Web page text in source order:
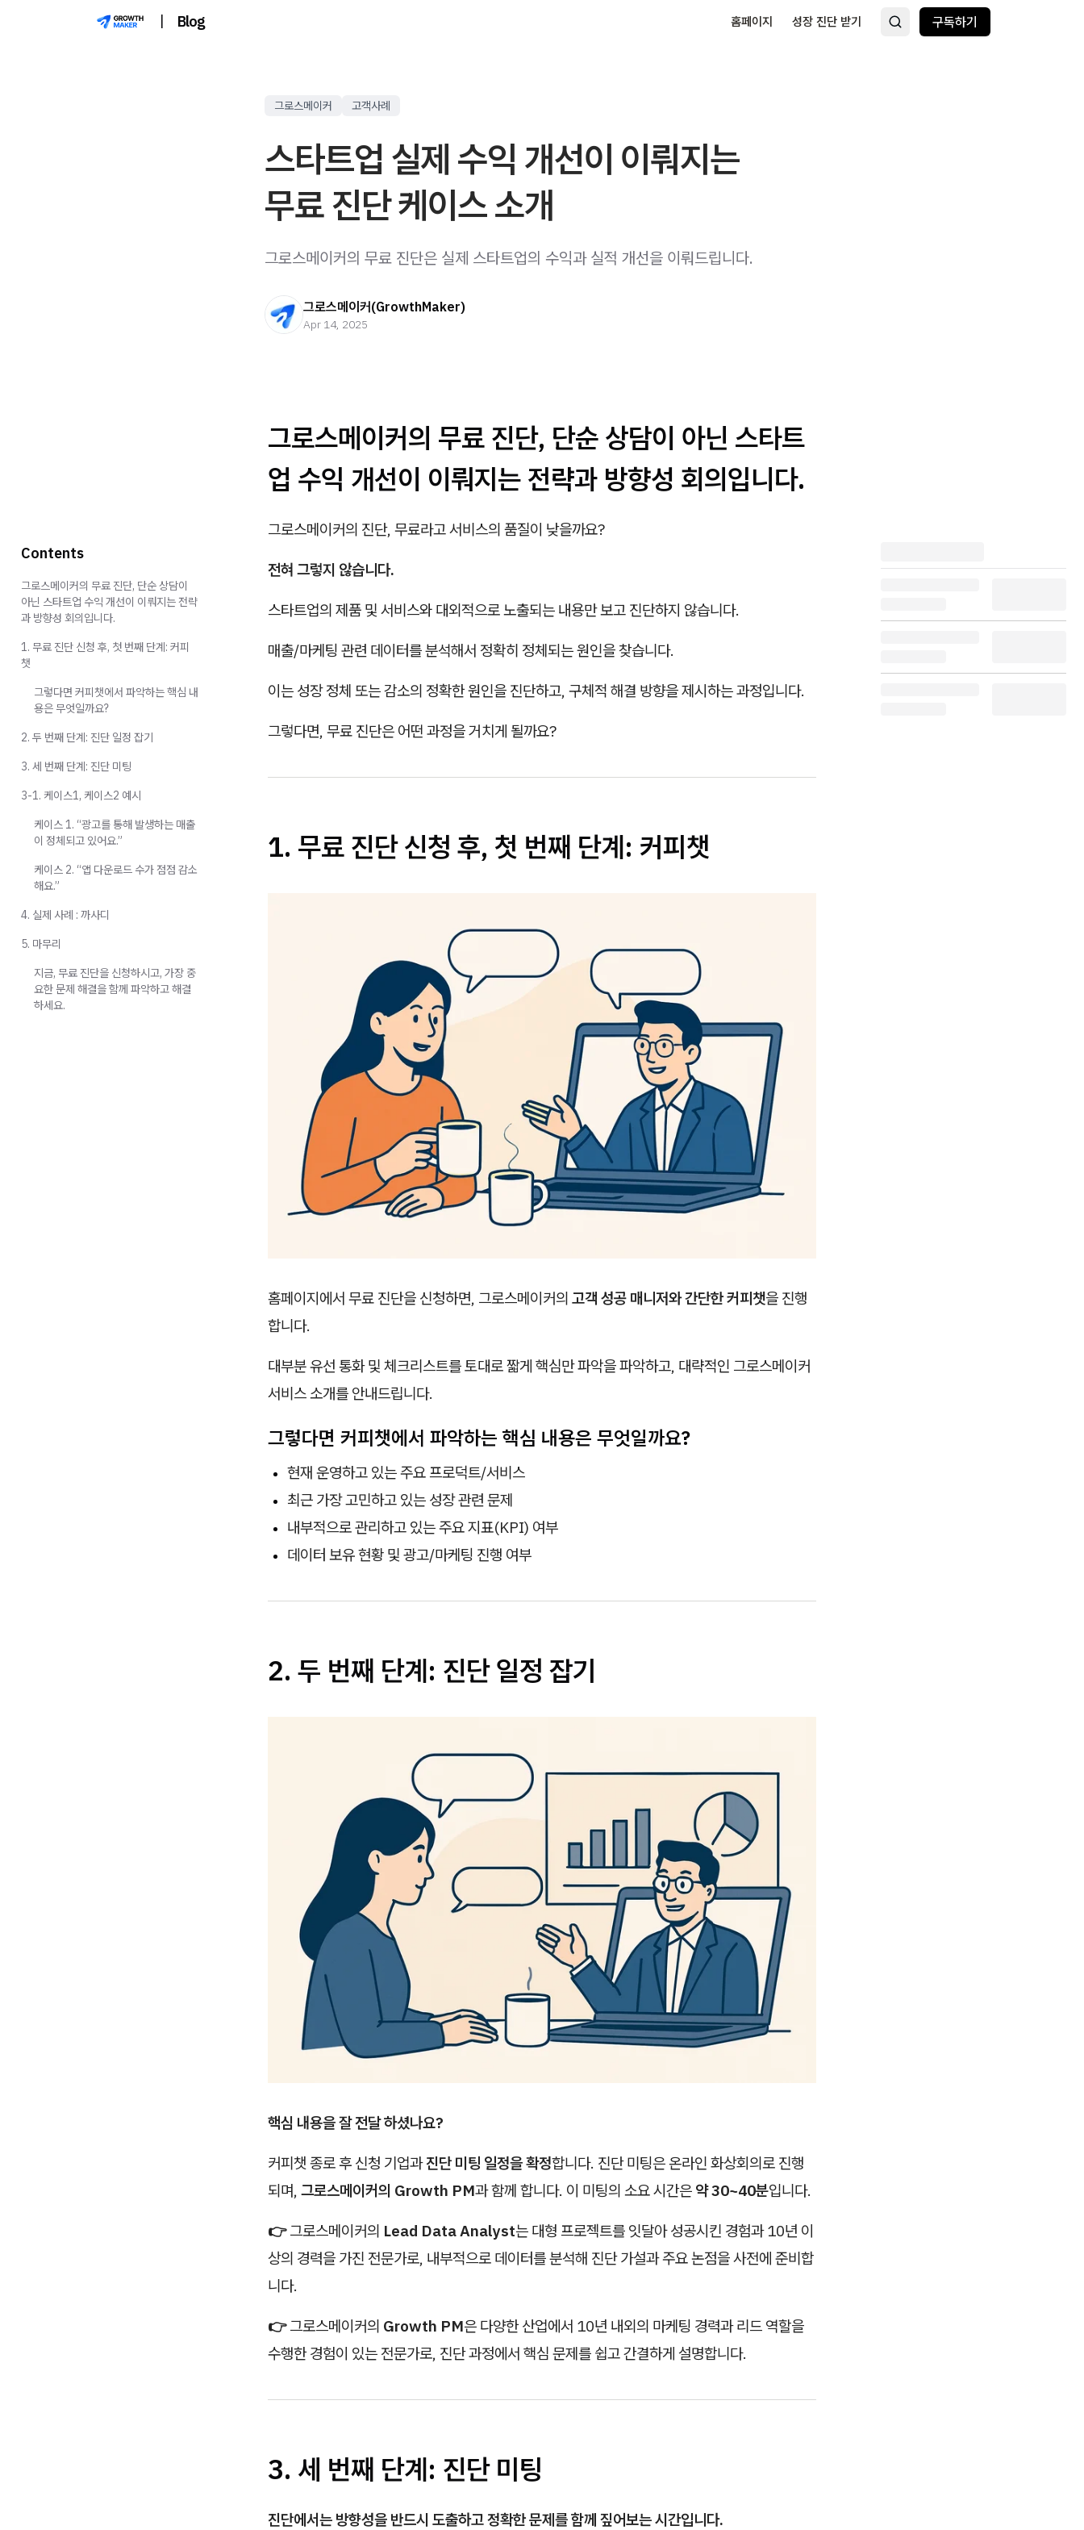
| Blog 홈페이지 성장 진단 받기 구독하기
그로스메이커 고객사례
스타트업 실제 수익 개선이 이뤄지는
무료 진단 케이스 소개
그로스메이커의 무료 진단은 실제 스타트업의 수익과 실적 개선을 이뤄드립니다.
그로스메이커(GrowthMaker)
Apr 14, 2025
그로스메이커의 무료 진단, 단순 상담이 아닌 스타트
업 수익 개선이 이뤄지는 전략과 방향성 회의입니다.
그로스메이커의 진단, 무료라고 서비스의 품질이 낮을까요?
전혀 그렇지 않습니다.
스타트업의 제품 및 서비스와 대외적으로 노출되는 내용만 보고 진단하지 않습니다.
매출/마케팅 관련 데이터를 분석해서 정확히 정체되는 원인을 찾습니다.
이는 성장 정체 또는 감소의 정확한 원인을 진단하고, 구체적 해결 방향을 제시하는 과정입니다.
그렇다면, 무료 진단은 어떤 과정을 거치게 될까요?
1. 무료 진단 신청 후, 첫 번째 단계: 커피챗
홈페이지에서 무료 진단을 신청하면, 그로스메이커의 고객 성공 매니저와 간단한 커피챗을 진행
합니다.
대부분 유선 통화 및 체크리스트를 토대로 짧게 핵심만 파악을 파악하고, 대략적인 그로스메이커
서비스 소개를 안내드립니다.
그렇다면 커피챗에서 파악하는 핵심 내용은 무엇일까요?
현재 운영하고 있는 주요 프로덕트/서비스
최근 가장 고민하고 있는 성장 관련 문제
내부적으로 관리하고 있는 주요 지표(KPI) 여부
데이터 보유 현황 및 광고/마케팅 진행 여부
2. 두 번째 단계: 진단 일정 잡기
핵심 내용을 잘 전달 하셨나요?
커피챗 종로 후 신청 기업과진단 미팅 일정을 확정합니다. 진단 미팅은 온라인 화상회의로 진행
되며, 그로스메이커의 Growth PM과 함께 합니다. 이 미팅의 소요 시간은 약 30~40분입니다.
👉그로스메이커의 Lead Data Analyst는 대형 프로젝트를 잇달아 성공시킨 경험과 10년 이
상의 경력을 가진 전문가로, 내부적으로 데이터를 분석해 진단 가설과 주요 논점을 사전에 준비합
니다.
👉그로스메이커의 Growth PM은 다양한 산업에서 10년 내외의 마케팅 경력과 리드 역할을
수행한 경험이 있는 전문가로, 진단 과정에서 핵심 문제를 쉽고 간결하게 설명합니다.
3. 세 번째 단계: 진단 미팅
진단에서는 방향성을 반드시 도출하고 정확한 문제를 함께 짚어보는 시간입니다.
Contents
그로스메이커의 무료 진단, 단순 상담이
아닌 스타트업 수익 개선이 이뤄지는 전략
과 방향성 회의입니다.
1. 무료 진단 신청 후, 첫 번째 단계: 커피
챗
그렇다면 커피챗에서 파악하는 핵심 내
용은 무엇일까요?
2. 두 번째 단계: 진단 일정 잡기
3. 세 번째 단계: 진단 미팅
3-1. 케이스1, 케이스2 예시
케이스 1. “광고를 통해 발생하는 매출
이 정체되고 있어요.”
케이스 2. “앱 다운로드 수가 점점 감소
해요.”
4. 실제 사례 : 까사디
5. 마무리
지금, 무료 진단을 신청하시고, 가장 중
요한 문제 해결을 함께 파악하고 해결
하세요.